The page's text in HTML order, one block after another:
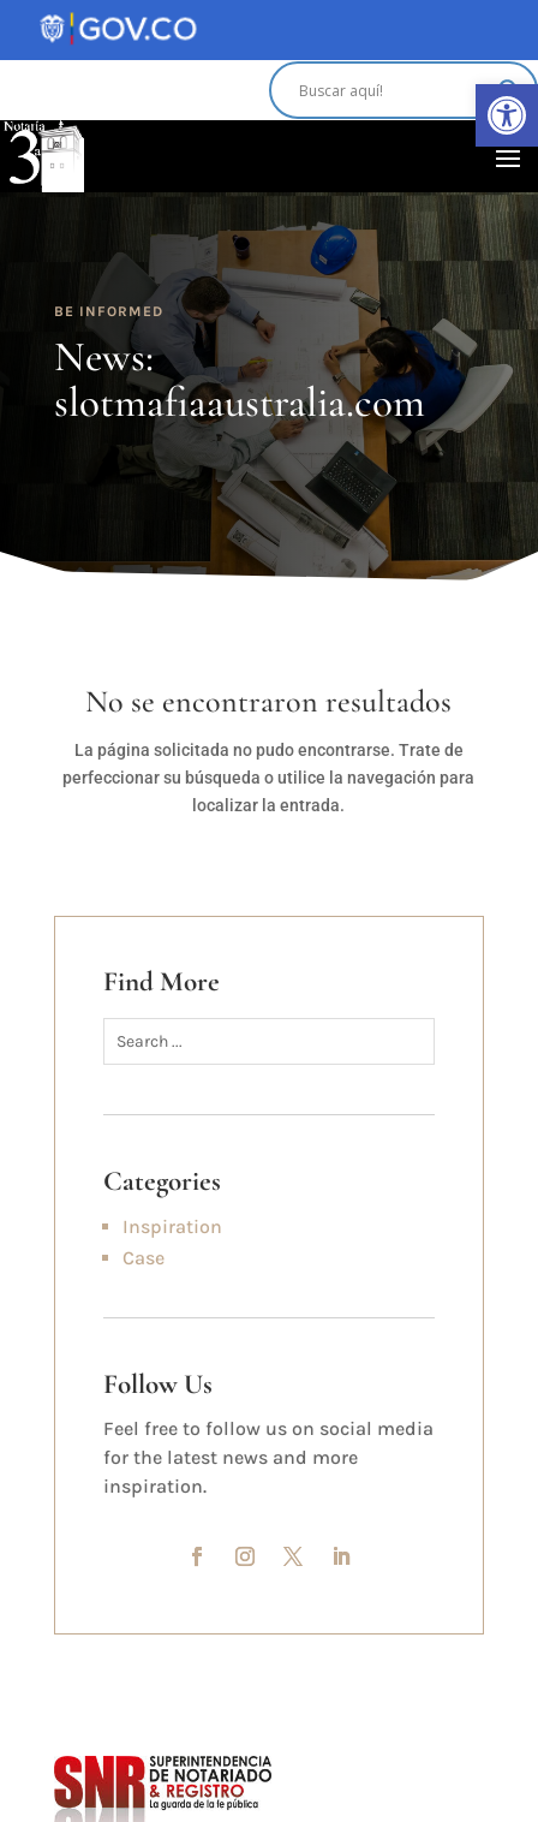
Abrir
BE INFORMED
News:
slotmafiaaustralia.com
No se encontraron resultados
La página solicitada no pudo encontrarse. Trate de
perfeccionar su búsqueda o utilice la navegación para
localizar la entrada.
Find More
Categories
Inspiration
Case
Follow Us
Feel free to follow us on social media
for the latest news and more
inspiration.